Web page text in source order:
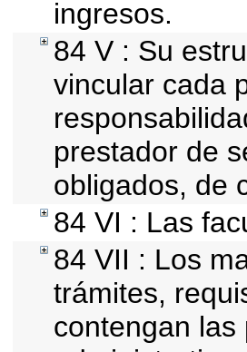
ingresos.
84 V : Su
vincular cada
prestador de
obligados, de
84 VI : Las
84 VII : Los
trámites,
contengan